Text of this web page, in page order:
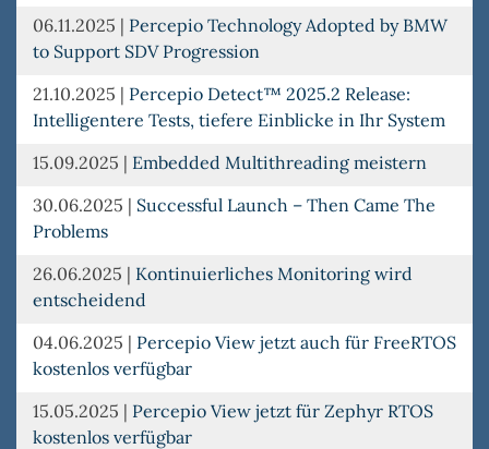
06.11.2025 | Percepio Technology Adopted by BMW
to Support SDV Progression
21.10.2025 | Percepio Detect™ 2025.2 Release:
Intelligentere Tests, tiefere Einblicke in Ihr System
15.09.2025 | Embedded Multithreading meistern
30.06.2025 | Successful Launch – Then Came The
Problems
26.06.2025 | Kontinuierliches Monitoring wird
entscheidend
04.06.2025 | Percepio View jetzt auch für FreeRTOS
kostenlos verfügbar
15.05.2025 | Percepio View jetzt für Zephyr RTOS
kostenlos verfügbar